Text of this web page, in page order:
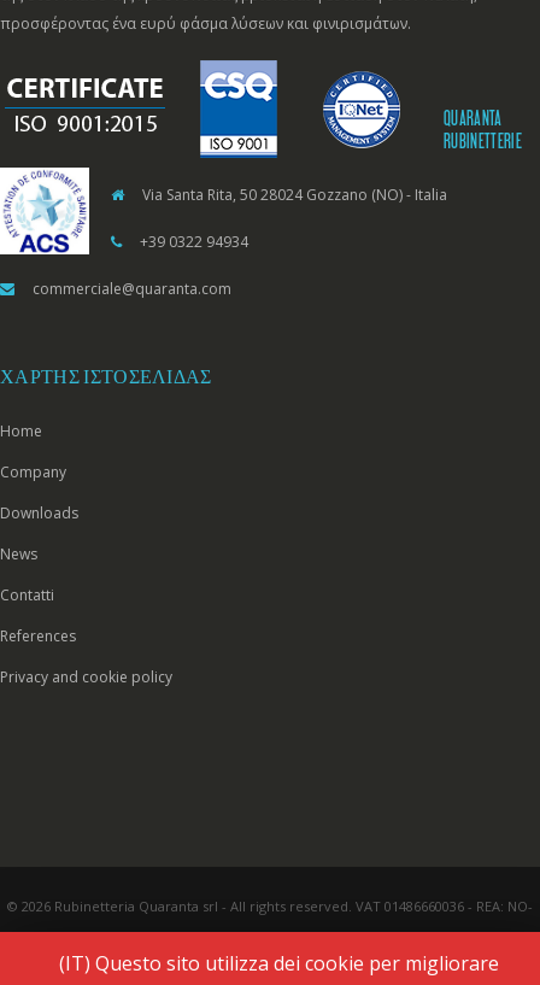
προσφέροντας ένα ευρύ φάσμα λύσεων και φινιρισμάτων.
QUARANTA
RUBINETTERIE
Via Santa Rita, 50 28024 Gozzano (NO) - Italia
+39 0322 94934
commerciale@quaranta.com
ΧΆΡΤΗΣ ΙΣΤΟΣΕΛΊΔΑΣ
Home
Company
Downloads
News
Contatti
References
Privacy and cookie policy
© 2026 Rubinetteria Quaranta srl - All rights reserved. VAT 01486660036 - REA: NO-
(IT) Questo sito utilizza dei cookie per migliorare